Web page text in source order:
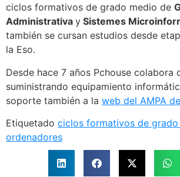
ciclos formativos de grado medio de
Administrativa y Sistemes
también se cursan estudios desde
la Eso.
Desde hace 7 años Pchouse colabora
suministrando equipamiento
soporte también a la web del AMPA
Etiquetado ciclos formativos de grado
ordenadores